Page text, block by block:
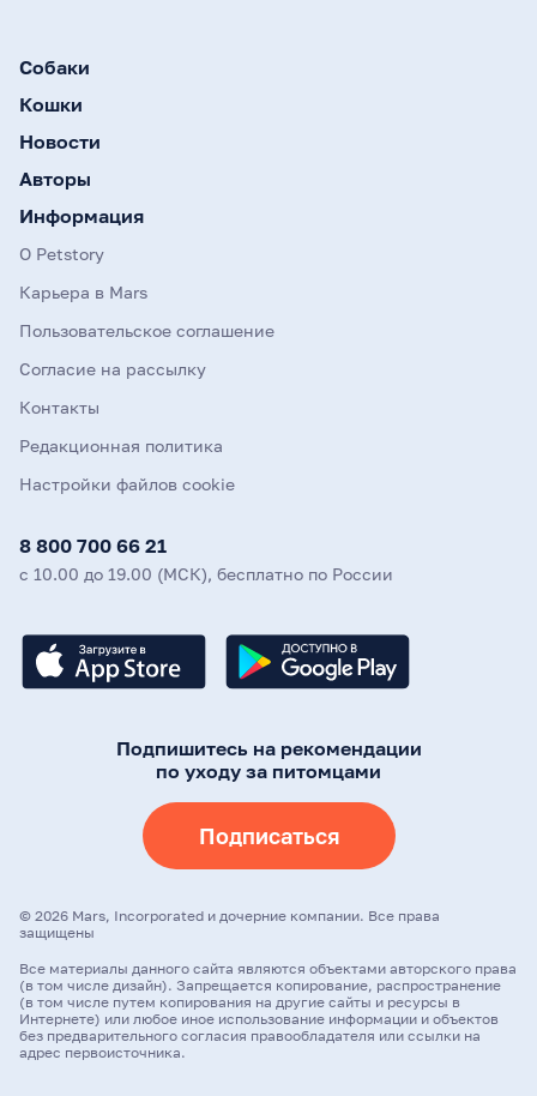
Собаки
Кошки
Новости
Авторы
Информация
О Petstory
Карьера в Mars
Пользовательское соглашение
Согласие на рассылку
Контакты
Редакционная политика
Настройки файлов cookie
8 800 700 66 21
с 10.00 до 19.00 (МСК), бесплатно по России
Подпишитесь на рекомендации
по уходу за питомцами
Подписаться
© 2026 Mars, Incorporated и дочерние компании. Все права
защищены
Все материалы данного сайта являются объектами авторского права
(в том числе дизайн). Запрещается копирование, распространение
(в том числе путем копирования на другие сайты и ресурсы в
Интернете) или любое иное использование информации и объектов
без предварительного согласия правообладателя или ссылки на
адрес первоисточника.